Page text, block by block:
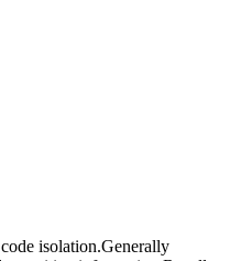
isolation.Generally